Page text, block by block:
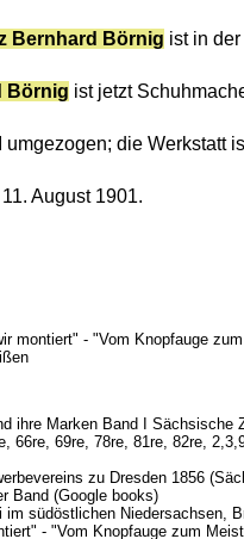
Bernhard Börnig ist in
Börnig ist jetzt
die Werkstatt
August 1901.
montiert" - "Vom Knopfauge
ihre Marken Band I Sächsische
66re, 69re, 78re, 81re, 82re,
zu Dresden 1856
Band (Google books)
südöstlichen Niedersachsen,
- "Vom Knopfauge zum